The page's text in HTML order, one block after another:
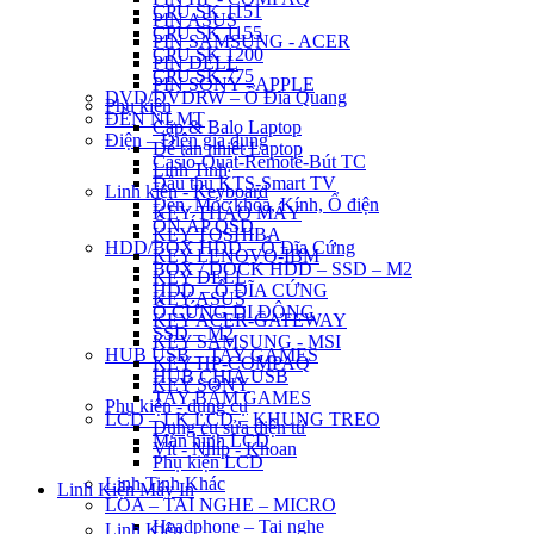
CPU SK 1151
CPU SK 1155
CPU SK 1200
CPU SK 775
DVD/DVDRW – Ổ Đĩa Quang
ĐÈN NLMT
Điện – Điện gia dụng
Casio-Quạt-Remote-Bút TC
Đầu thu KTS-Smart TV
Đèn, Móc khóa, Kính, Ổ điện
ỔN ÁP QSD
HDD/BOX HDD – Ổ Đĩa Cứng
BOX / DOCK HDD – SSD – M2
HDD – Ổ ĐĨA CỨNG
Ổ CỨNG DI ĐỘNG
SSD – M2
HUB USB – TAY GAMES
HUB CHIA USB
TAY BẤM GAMES
LCD – LK LCD – KHUNG TREO
Màn hình LCD
Phụ kiện LCD
Linh Tinh Khác
LOA – TAI NGHE – MICRO
Headphone – Tai nghe
PIN ASUS
PIN SAMSUNG - ACER
PIN DELL
PIN SONY - APPLE
Phụ kiện
Cặp & Balo Laptop
Đế tản nhiệt Laptop
Linh Tinh
Linh kiện - Keyboard
KEY THÁO MÁY
KEY TOSHIBA
KEY LENOVO-IBM
KEY DELL
KEY ASUS
KEY ACER-GATEWAY
KEY SAMSUNG - MSI
KEY HP-COMPAQ
KEY SONY
Phụ kiện - dụng cụ
Dụng cụ sửa điện tử
Vít - Nhíp - Khoan
Linh Kiện Máy In